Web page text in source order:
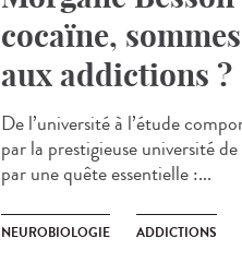
cocaïne,
aux addictions ?
De l’université à l’étude
par la prestigieuse université
par une quête essentielle :...
NEUROBIOLOGIE ADDICTIONS